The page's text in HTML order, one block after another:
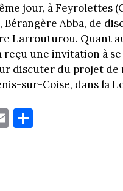
jour, à Feyrolettes
Abba, de
Larrouturou. Quant
reçu une invitation à
discuter du projet
sur-Coise, dans la
E
m